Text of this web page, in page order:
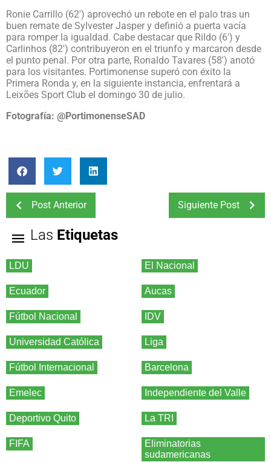
Ronie Carrillo (62′) aprovechó un rebote en el palo tras un
buen remate de Sylvester Jasper y definió a puerta vacía
para romper la igualdad. Cabe destacar que Rildo (6′) y
Carlinhos (82′) contribuyeron en el triunfo y marcaron desde
el punto penal. Por otra parte, Ronaldo Tavares (58′) anotó
para los visitantes. Portimonense superó con éxito la
Primera Ronda y, en la siguiente instancia, enfrentará a
Leixões Sport Club el domingo 30 de julio.
Fotografía: @PortimonenseSAD
Post Anterior Siguiente Post
Las Etiquetas
LDU El Nacional
Ecuador Aucas
Fútbol Nacional IDV
Universidad Católica Liga
Fútbol Internacional Barcelona
Emelec Independiente del Valle
Deportivo Quito La TRI
FIFA
Eliminatorias
sudamericanas